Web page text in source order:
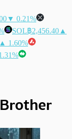
▼ 0.21%
SOL฿2,456.40 ▲
▲ 1.60%